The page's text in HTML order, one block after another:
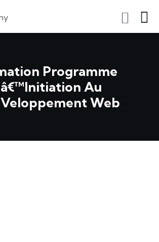
Programme
Au
Web